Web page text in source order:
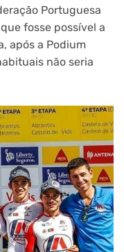
Portuguesa
fosse possível a
após a Podium
não seria